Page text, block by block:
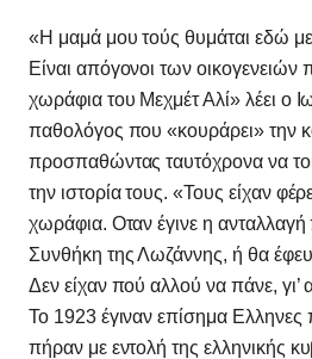
«Η μαμά μου τούς θυμάται εδώ
Είναι απόγονοι των
χωράφια του Μεχμέτ Αλί» λέει ο
παθολόγος που «κουράρει» την
προσπαθώντας ταυτόχρονα να
την ιστορία τους. «Τους είχαν
χωράφια. Οταν έγινε η
Συνθήκη της Λωζάννης, ή θα
Δεν είχαν πού αλλού να πάνε, γι’
Το 1923 έγιναν επίσημα Ελληνες
πήραν με εντολή της ελληνικής